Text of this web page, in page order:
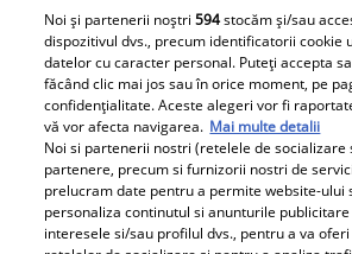
Topul alimentelor din
supermarket
periculoase pentru
Soțul
făcut
Noi și partenerii noștri594stocăm și/sau
dispozitivul dvs., precum identificatorii cookie
datelor cu caracter personal. Puteți accepta
făcând clic mai jos sau în orice moment, pe
confidențialitate. Aceste alegeri vor fi
vă vor afecta navigarea. Mai multe detalii
Noi si partenerii nostri (retelele de socializare
partenere, precum si furnizorii nostri de
prelucram date pentru a permite website-ului
personaliza continutul si anunturile
interesele si/sau profilul dvs., pentru a va